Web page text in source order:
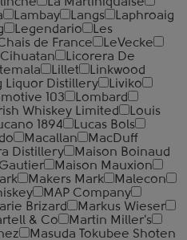
Lambay Langs
Laphroaig
Legendario
Les
de France
LeVecke
Licorera De
Lillet
Linkwood
Liquor Distillery
Liviko
103
Lombard
Whiskey Limited
Louis
1894
Lucas Bols
Macallan
MacDuff
Distillery
Maison Boinaud
Maison Mauxion
Makers Mark
Malecon
MAP Company
Brizard
Markus Wieser
& Co
Martin Miller's
Masuda Tokubee Shoten